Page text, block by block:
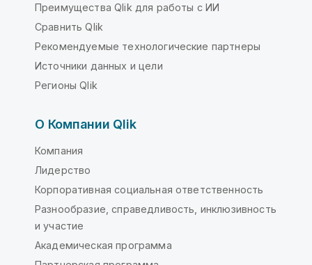
Преимущества Qlik для работы с ИИ
Сравнить Qlik
Рекомендуемые технологические партнеры
Источники данных и цели
Регионы Qlik
О Компании Qlik
Компания
Лидерство
Корпоративная социальная ответственность
Разнообразие, справедливость, инклюзивность
и участие
Академическая программа